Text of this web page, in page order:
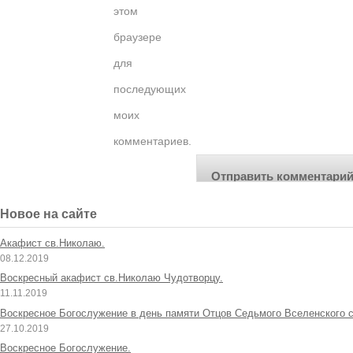
этом
браузере
для
последующих
моих
комментариев.
Новое на сайте
Акафист св.Николаю.
08.12.2019
Воскресный акафист св.Николаю Чудотворцу.
11.11.2019
Воскресное Богослужение в день памяти Отцов Седьмого Вселенского
27.10.2019
Воскресное Богослужение.